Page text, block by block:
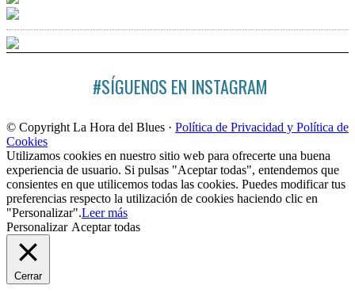
#SÍGUENOS EN INSTAGRAM
© Copyright La Hora del Blues · Política de Privacidad y Política de
Cookies
Utilizamos cookies en nuestro sitio web para ofrecerte una buena
experiencia de usuario. Si pulsas "Aceptar todas", entendemos que
consientes en que utilicemos todas las cookies. Puedes modificar tus
preferencias respecto la utilización de cookies haciendo clic en
"Personalizar".Leer más
Personalizar Aceptar todas
Cerrar